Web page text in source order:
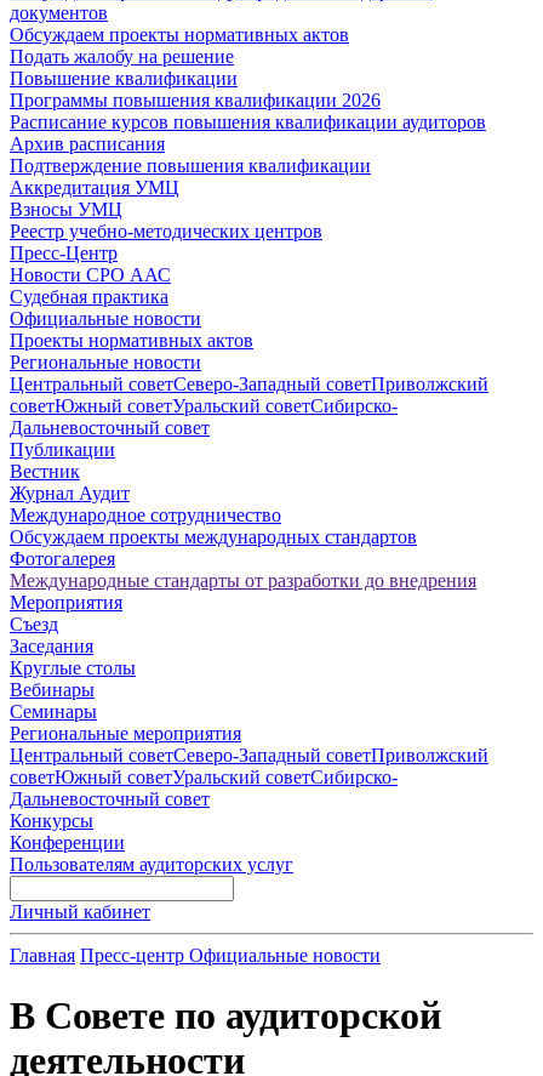
документов
Обсуждаем проекты нормативных актов
Подать жалобу на решение
Повышение квалификации
Программы повышения квалификации 2026
Расписание курсов повышения квалификации аудиторов
Архив расписания
Подтверждение повышения квалификации
Аккредитация УМЦ
Взносы УМЦ
Реестр учебно-методических центров
Пресс-Центр
Новости СРО ААС
Судебная практика
Официальные новости
Проекты нормативных актов
Региональные новости
Центральный советСеверо-Западный советПриволжский
советЮжный советУральский советСибирско-
Дальневосточный совет
Публикации
Вестник
Журнал Аудит
Международное сотрудничество
Обсуждаем проекты международных стандартов
Фотогалерея
Международные стандарты от разработки до внедрения
Мероприятия
Съезд
Заседания
Круглые столы
Вебинары
Семинары
Региональные мероприятия
Центральный советСеверо-Западный советПриволжский
советЮжный советУральский советСибирско-
Дальневосточный совет
Конкурсы
Конференции
Пользователям аудиторских услуг
Личный кабинет
Главная Пресс-центр Официальные новости
В Совете по аудиторской
деятельности